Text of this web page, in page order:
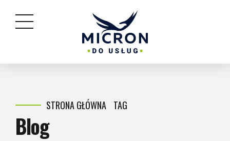
STRONA GŁÓWNA TAG
Blog